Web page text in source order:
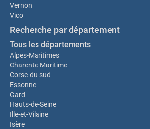
Vernon
Vico
Recherche par département
Tous les départements
Alpes-Maritimes
Charente-Maritime
Corse-du-sud
Essonne
Gard
Hauts-de-Seine
Ille-et-Vilaine
Isère